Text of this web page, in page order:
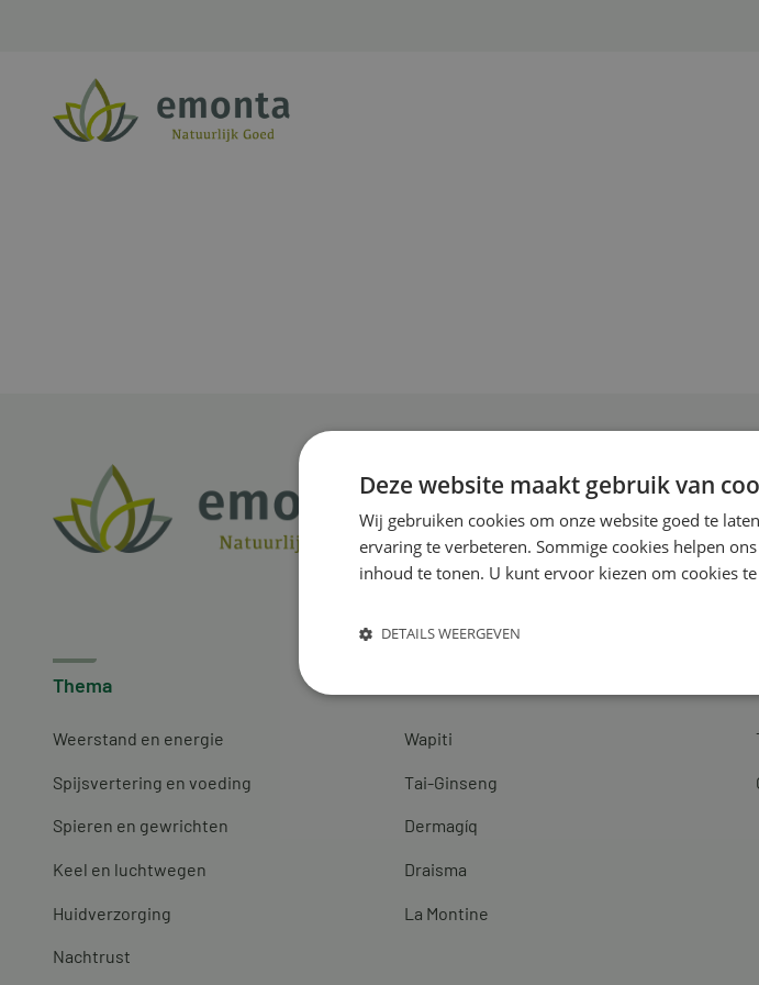
Thema
Weerstand en energie
Spijsvertering en voeding
Spieren en gewrichten
Keel en luchtwegen
Huidverzorging
Nachtrust
Wapiti
Tai-Ginseng
Dermagíq
Draisma
La Montine
Deze website maakt gebruik van
Wij gebruiken cookies om onze website goed te
ervaring te verbeteren. Sommige cookies helpen
inhoud te tonen. U kunt ervoor kiezen om cookies
DETAILS WEERGEVEN